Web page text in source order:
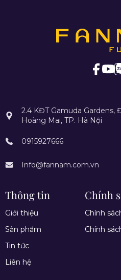
2.4 KĐT Gamuda
Hoàng Mai, TP. Hà Nội
0915927666
Info@fannam.com.vn
Thông tin
Giới thiệu
Sản phẩm
Tin tức
Liên hệ
Chính
Chính
Chính